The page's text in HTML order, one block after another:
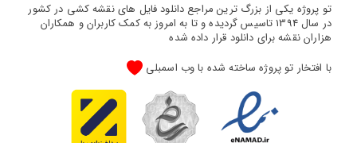
تو پروژه یکی از بزرگ ترین مراجع دانلود فایل های نقشه کشی در کشور
در سال 1394 تاسیس گردیده و تا به امروز به کمک کاربران و همکاران
هزاران نقشه برای دانلود قرار داده شده
با افتخار تو پروژه ساخته شده با وب اسمبلی